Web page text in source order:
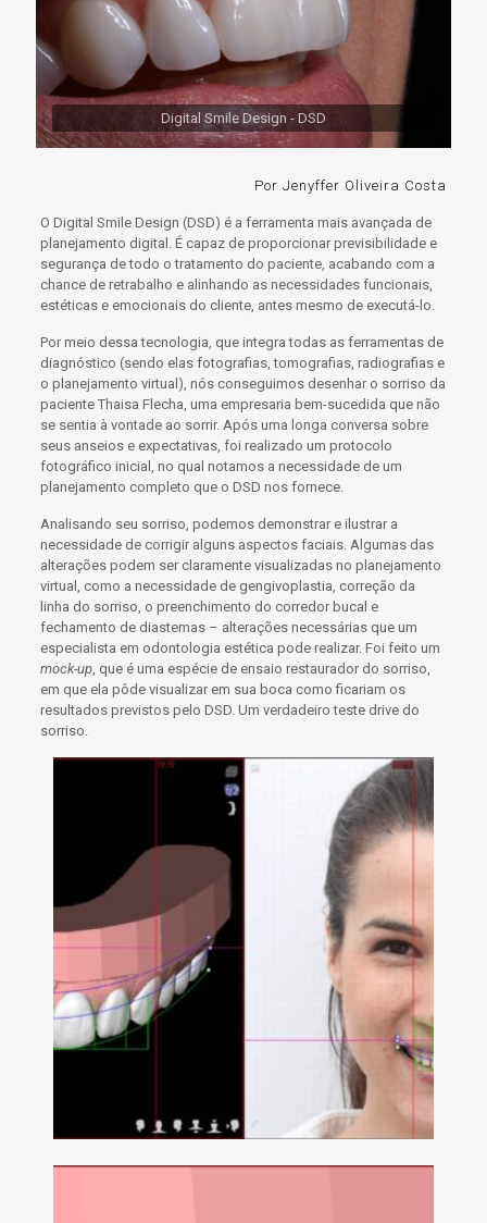
Digital Smile Design - DSD
Por Jenyffer Oliveira Costa
O Digital Smile Design (DSD) é a ferramenta mais avançada de
planejamento digital. É capaz de proporcionar previsibilidade e
segurança de todo o tratamento do paciente, acabando com a
chance de retrabalho e alinhando as necessidades funcionais,
estéticas e emocionais do cliente, antes mesmo de executá-lo.
Por meio dessa tecnologia, que integra todas as ferramentas de
diagnóstico (sendo elas fotografias, tomografias, radiografias e
o planejamento virtual), nós conseguimos desenhar o sorriso da
paciente Thaisa Flecha, uma empresaria bem-sucedida que não
se sentia à vontade ao sorrir. Após uma longa conversa sobre
seus anseios e expectativas, foi realizado um protocolo
fotográfico inicial, no qual notamos a necessidade de um
planejamento completo que o DSD nos fornece.
Analisando seu sorriso, podemos demonstrar e ilustrar a
necessidade de corrigir alguns aspectos faciais. Algumas das
alterações podem ser claramente visualizadas no planejamento
virtual, como a necessidade de gengivoplastia, correção da
linha do sorriso, o preenchimento do corredor bucal e
fechamento de diastemas – alterações necessárias que um
especialista em odontologia estética pode realizar. Foi feito um
mock-up, que é uma espécie de ensaio restaurador do sorriso,
em que ela pôde visualizar em sua boca como ficariam os
resultados previstos pelo DSD. Um verdadeiroteste drive do
sorriso.